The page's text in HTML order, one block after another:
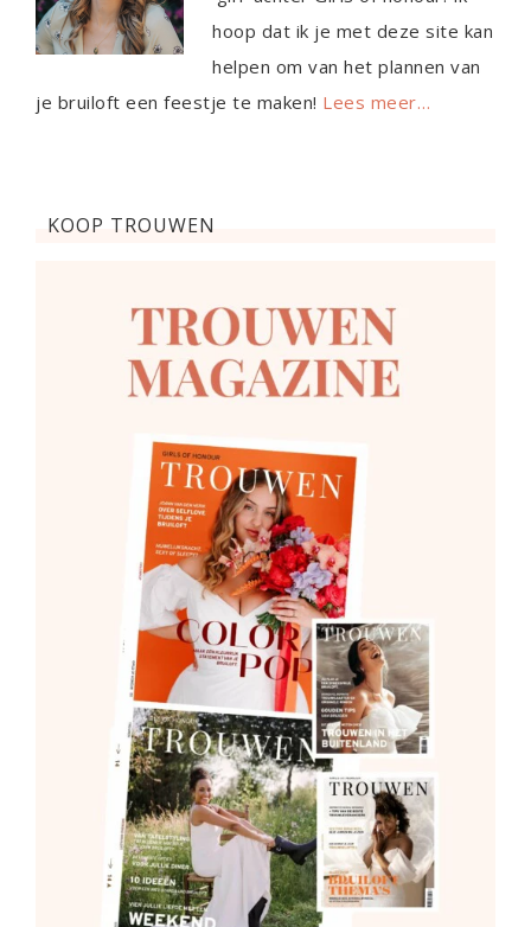
hoop dat ik je met deze site kan
helpen om van het plannen van
je bruiloft een feestje te maken! Lees meer…
KOOP TROUWEN